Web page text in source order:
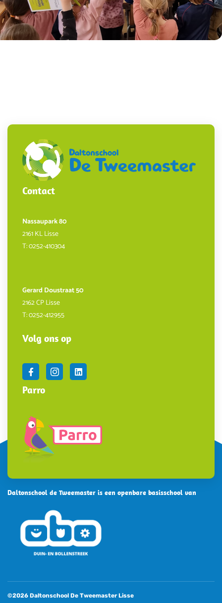
Contact
Nassaupark 80
2161 KL Lisse
T:0252-410304
Gerard Doustraat 50
2162 CP Lisse
T:0252-412955
Volg ons op
Parro
Daltonschool de Tweemaster is een openbare basisschool van
©2026 Daltonschool De Tweemaster Lisse